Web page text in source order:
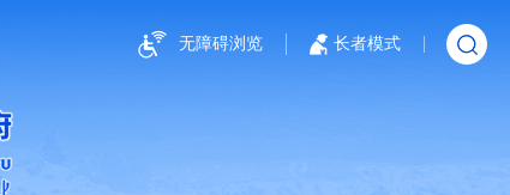
无障碍浏览 长者模式